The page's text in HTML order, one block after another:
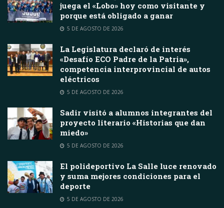
juega el «Lobo» hoy como visitante y
porque está obligado a ganar
5 DE AGOSTO DE 2026
La Legislatura declaró de interés
«Desafío ECO Padre de la Patria»,
competencia interprovincial de autos
eléctricos
5 DE AGOSTO DE 2026
Sadir visitó a alumnos integrantes del
proyecto literario «Historias que dan
miedo»
5 DE AGOSTO DE 2026
El polideportivo La Salle luce renovado
y suma mejores condiciones para el
deporte
5 DE AGOSTO DE 2026